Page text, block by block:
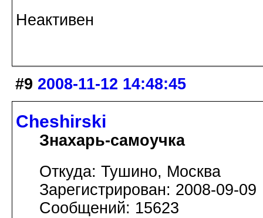
Неактивен
#9 2008-11-12 14:48:45
Cheshirski
Знахарь-самоучка
Откуда: Тушино, Москва
Зарегистрирован: 2008-09-09
Сообщений: 15623